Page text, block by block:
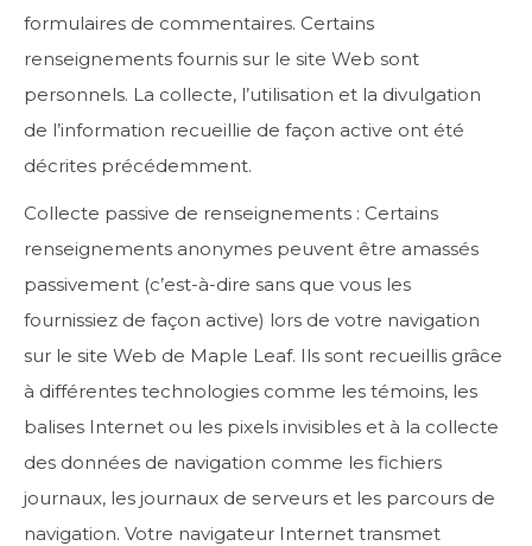
formulaires de commentaires. Certains
renseignements fournis sur le site Web sont
personnels. La collecte, l’utilisation et la divulgation
de l’information recueillie de façon active ont été
décrites précédemment.
Collecte passive de renseignements : Certains
renseignements anonymes peuvent être amassés
passivement (c’est-à-dire sans que vous les
fournissiez de façon active) lors de votre navigation
sur le site Web de Maple Leaf. Ils sont recueillis grâce
à différentes technologies comme les témoins, les
balises Internet ou les pixels invisibles et à la collecte
des données de navigation comme les fichiers
journaux, les journaux de serveurs et les parcours de
navigation. Votre navigateur Internet transmet